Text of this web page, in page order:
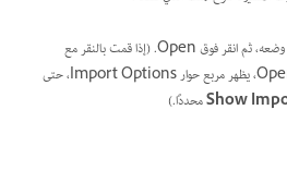
حدد الملف النصي الذي تريد وضعه، ثم انقر فوق Open. (إذا قمت بالنقر مع
الضغط على Shift فوق Open، يظهر مربع حوار Import Options، حتى
Showمحددًا.)